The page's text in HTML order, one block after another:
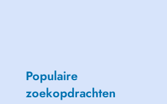
Populaire
zoekopdrachten